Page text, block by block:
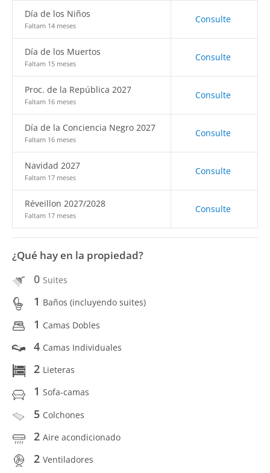
Día de los Niños
Faltam 14 meses
Consulte
Día de los Muertos
Faltam 15 meses
Consulte
Proc. de la República 2027
Faltam 16 meses
Consulte
Día de la Conciencia Negro 2027
Faltam 16 meses
Consulte
Navidad 2027
Faltam 17 meses
Consulte
Réveillon 2027/2028
Faltam 17 meses
Consulte
¿Qué hay en la propiedad?
0 Suites
1 Baños (incluyendo suites)
1 Camas Dobles
4 Camas Individuales
2 Lieteras
1 Sofa-camas
5 Colchones
2 Aire acondicionado
2 Ventiladores